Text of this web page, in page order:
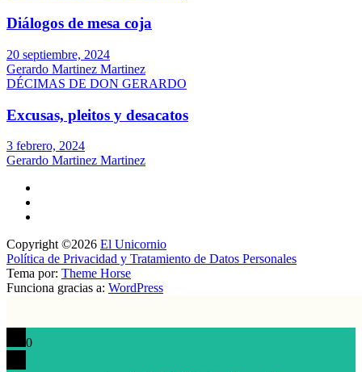
Diálogos de mesa coja
20 septiembre, 2024
Gerardo Martinez Martinez
DÉCIMAS DE DON GERARDO
Excusas, pleitos y desacatos
3 febrero, 2024
Gerardo Martinez Martinez
Copyright ©2026 El Unicornio
Política de Privacidad y Tratamiento de Datos Personales
Tema por: Theme Horse
Funciona gracias a: WordPress
0